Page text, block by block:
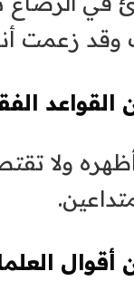
زعمت
ولا